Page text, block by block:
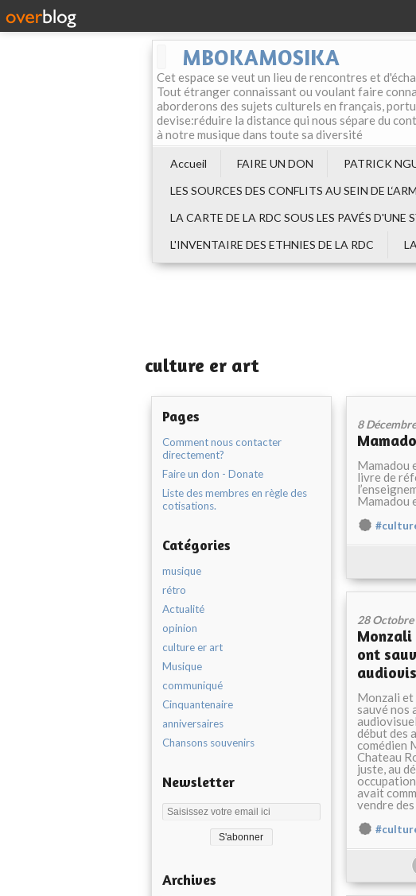
MBOKAMOSIKA
Cet espace se veut un lieu de rencontres et
Tout étranger connaissant ou voulant faire
aborderons des sujets culturels en français,
devise:réduire la distance qui nous sépare du
à notre musique dans toute sa diversité
Accueil FAIRE UN DON
PATRICK
LES SOURCES DES CONFLITS AU SEIN DE
LA CARTE DE LA RDC SOUS LES PAVÉS D'UNE
L'INVENTAIRE DES ETHNIES DE LA RDC
culture er art
Pages
Comment nous contacter
directement?
Faire un don - Donate
Liste des membres en règle des
cotisations.
Catégories
musique
rétro
Actualité
opinion
culture er art
Musique
communiqué
Cinquantenaire
anniversaires
Chansons souvenirs
Newsletter
Archives
8
Mamadou
livre de
Mamadou
28
ont
Monzali
sauvé nos
début des
comédien
Chateau
juste, au
avait
vendre